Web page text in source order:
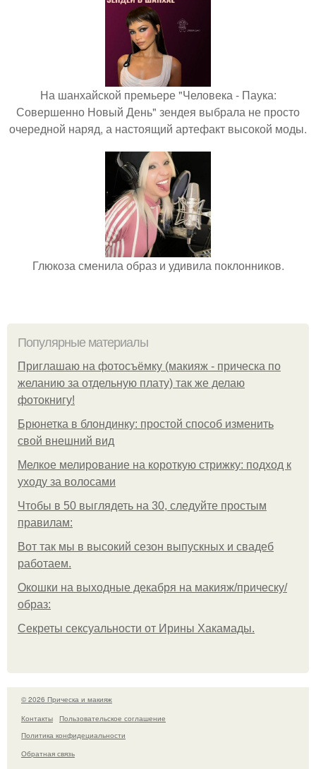
На шанхайской премьере "Человека - Паука:
Совершенно Новый День" зендея выбрала не просто
очередной наряд, а настоящий артефакт высокой моды.
Глюкоза сменила образ и удивила поклонников.
Популярные материалы
Приглашаю на фотосъёмку (макияж - прическа по
желанию за отдельную плату) так же делаю
фотокнигу!
Брюнетка в блондинку: простой способ изменить
свой внешний вид
Мелкое мелирование на короткую стрижку: подход к
уходу за волосами
Чтобы в 50 выглядеть на 30, следуйте простым
правилам:
Вот так мы в высокий сезон выпускных и свадеб
работаем.
Окошки на выходные декабря на макияж/прическу/
образ:
Секреты сексуальности от Ирины Хакамады.
© 2026 Прическа и макияж
Контакты
Пользовательское соглашение
Политика конфидециальности
Обратная связь